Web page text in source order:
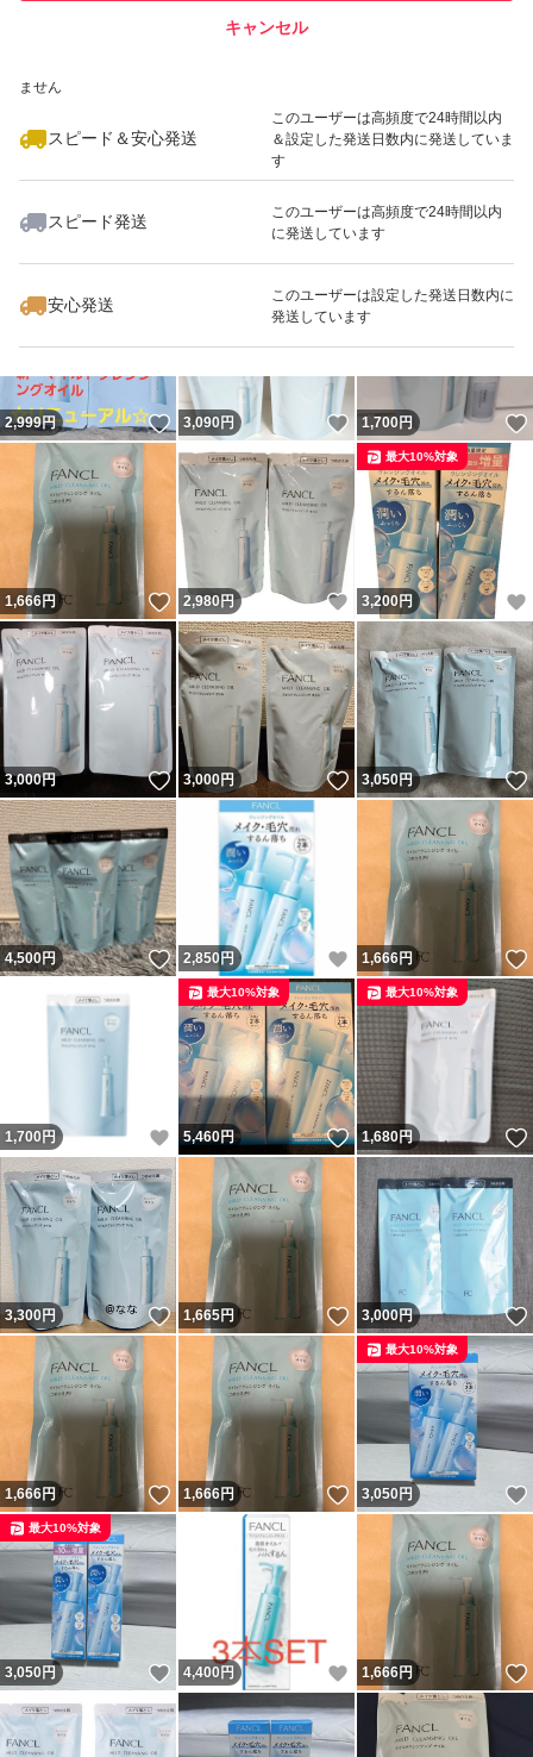
ません
スピード＆安心発送
このユーザーは高頻度で24時間以内
＆設定した発送日数内に発送していま
す
スピード発送
このユーザーは高頻度で24時間以内
に発送しています
安心発送
このユーザーは設定した発送日数内に
発送しています
キャンセル
いいね！
1,650
2,999円 いいね！
3,090円 いいね！
1,700円
1,666円 いいね！
2,980円 いいね！
3,200円
最大10%対象
3,000円 いいね！
3,000円 いいね！
3,050円
4,500円 いいね！
2,850円 いいね！
1,666円
1,700 円 いいね！
5,460円 いいね！
最大10%対象
1,680円
最大10%対象
3,300円 いいね！
1,665円 いいね！
3,000円
1,666円 いいね！
1,666円 いいね！
3,050円
最大10%対象
3,050円 いいね！
最大10%対象
4,400 円 いいね！
1,666円